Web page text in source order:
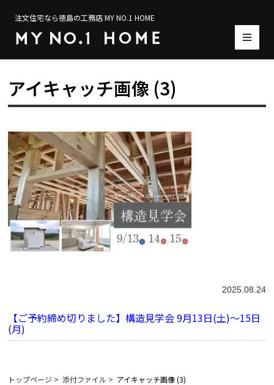
注文住宅なら徳島の工務店 MY NO.1 HOME
アイキャッチ画像 (3)
2025.08.24
【ご予約締め切りました】構造見学会 9月13日(土)～15日
(月)
トップページ > 添付ファイル > アイキャッチ画像 (3)